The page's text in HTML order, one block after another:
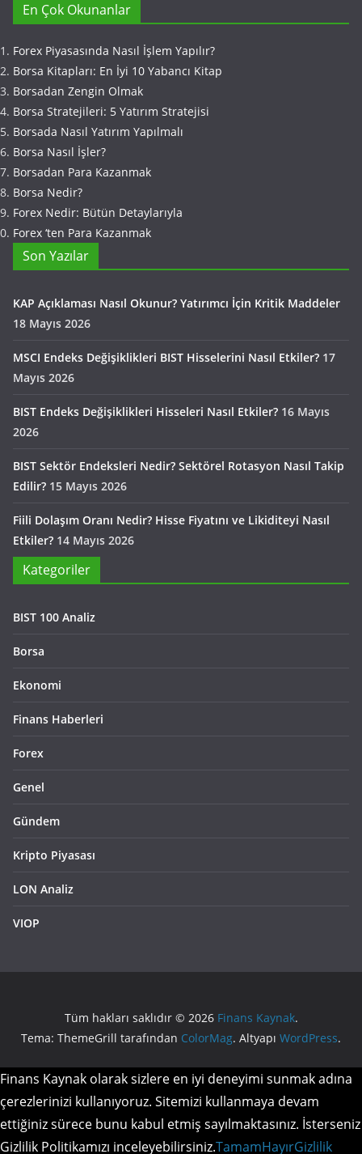
En Çok Okunanlar
Forex Piyasasında Nasıl İşlem Yapılır?
Borsa Kitapları: En İyi 10 Yabancı Kitap
Borsadan Zengin Olmak
Borsa Stratejileri: 5 Yatırım Stratejisi
Borsada Nasıl Yatırım Yapılmalı
Borsa Nasıl İşler?
Borsadan Para Kazanmak
Borsa Nedir?
Forex Nedir: Bütün Detaylarıyla
Forex ‘ten Para Kazanmak
Son Yazılar
KAP Açıklaması Nasıl Okunur? Yatırımcı İçin Kritik Maddeler
18 Mayıs 2026
MSCI Endeks Değişiklikleri BIST Hisselerini Nasıl Etkiler? 17
Mayıs 2026
BIST Endeks Değişiklikleri Hisseleri Nasıl Etkiler? 16 Mayıs
2026
BIST Sektör Endeksleri Nedir? Sektörel Rotasyon Nasıl Takip
Edilir? 15 Mayıs 2026
Fiili Dolaşım Oranı Nedir? Hisse Fiyatını ve Likiditeyi Nasıl
Etkiler? 14 Mayıs 2026
Kategoriler
BIST 100 Analiz
Borsa
Ekonomi
Finans Haberleri
Forex
Genel
Gündem
Kripto Piyasası
LON Analiz
VIOP
Tüm hakları saklıdır © 2026 Finans Kaynak.
Tema: ThemeGrill tarafından ColorMag. Altyapı WordPress.
Finans Kaynak olarak sizlere en iyi deneyimi sunmak adına
çerezlerinizi kullanıyoruz. Sitemizi kullanmaya devam
ettiğiniz sürece bunu kabul etmiş sayılmaktasınız. İsterseniz
Gizlilik Politikamızı inceleyebilirsiniz.TamamHayırGizlilik